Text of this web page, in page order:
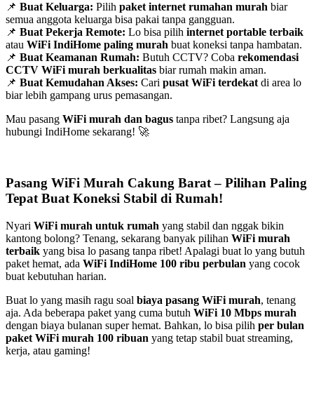
📌 Buat Keluarga: Pilih paket internet rumahan murah biar
semua anggota keluarga bisa pakai tanpa gangguan.
📌 Buat Pekerja Remote: Lo bisa pilih internet portable terbaik
atau WiFi IndiHome paling murah buat koneksi tanpa hambatan.
📌 Buat Keamanan Rumah: Butuh CCTV? Coba rekomendasi
CCTV WiFi murah berkualitas biar rumah makin aman.
📌 Buat Kemudahan Akses: Cari pusat WiFi terdekat di area lo
biar lebih gampang urus pemasangan.
Mau pasang WiFi murah dan bagus tanpa ribet? Langsung aja
hubungi IndiHome sekarang! 🚀
Pasang WiFi Murah Cakung Barat – Pilihan Paling
Tepat Buat Koneksi Stabil di Rumah!
Nyari WiFi murah untuk rumah yang stabil dan nggak bikin
kantong bolong? Tenang, sekarang banyak pilihan WiFi murah
terbaik yang bisa lo pasang tanpa ribet! Apalagi buat lo yang butuh
paket hemat, ada WiFi IndiHome 100 ribu perbulan yang cocok
buat kebutuhan harian.
Buat lo yang masih ragu soal biaya pasang WiFi murah, tenang
aja. Ada beberapa paket yang cuma butuh WiFi 10 Mbps murah
dengan biaya bulanan super hemat. Bahkan, lo bisa pilih per bulan
paket WiFi murah 100 ribuan yang tetap stabil buat streaming,
kerja, atau gaming!